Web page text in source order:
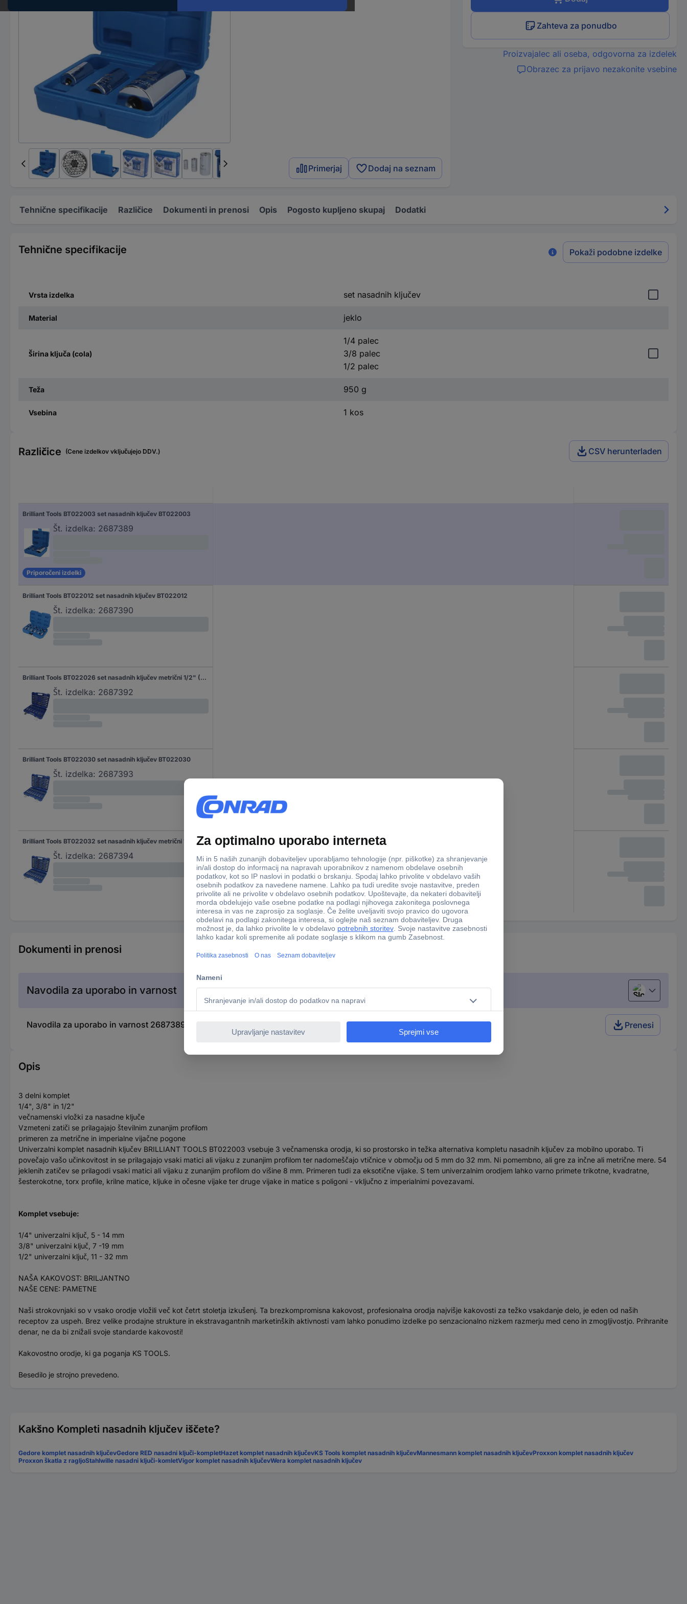
Primerjaj Dodaj na seznam
Zahteva za ponudbo
Proizvajalec ali oseba, odgovorna za izdelek
Obrazec za prijavo nezakonite vsebine
Tehnične specifikacije Različice Dokumenti in prenosi Opis Pogosto kupljeno skupaj Dodatki
Tehnične specifikacije Pokaži podobne izdelke
Vrsta izdelka set nasadnih ključev
Material jeklo
Širina ključa (cola)
1/4 palec
3/8 palec
1/2 palec
Teža 950 g
Vsebina 1 kos
Različice (Cene izdelkov vključujejo DDV.) CSV herunterladen
Brilliant Tools BT022003 set nasadnih ključev BT022003
Št. izdelka: 2687389
Priporočeni izdelki
Brilliant Tools BT022012 set nasadnih ključev BT022012
Št. izdelka: 2687390
Brilliant Tools BT022026 set nasadnih ključev metrični 1/2" (12.5 mm) BT022026
Št. izdelka: 2687392
Brilliant Tools BT022030 set nasadnih ključev BT022030
Št. izdelka: 2687393
Brilliant Tools BT022032 set nasadnih ključev metrični 1/2" (12.5 mm) BT022032
Št. izdelka: 2687394
Dokumenti in prenosi
Navodila za uporabo in varnost Slovenščina
Navodila za uporabo in varnost 2687389 Brilliant Tools BT022003 set nasadnih ključev BT022003 Prenesi
Opis
3 delni komplet
1/4", 3/8" in 1/2"
večnamenski vložki za nasadne ključe
Vzmeteni zatiči se prilagajajo številnim zunanjim profilom
primeren za metrične in imperialne vijačne pogone
Univerzalni komplet nasadnih ključev BRILLIANT TOOLS BT022003 vsebuje 3 večnamenska orodja, ki so prostorsko in težka alternativa kompletu nasadnih ključev za mobilno uporabo. Ti
povečajo vašo učinkovitost in se prilagajajo vsaki matici ali vijaku z zunanjim profilom ter nadomeščajo vtičnice v območju od 5 mm do 32 mm. Ni pomembno, ali gre za inčne ali metrične mere. 54
jeklenih zatičev se prilagodi vsaki matici ali vijaku z zunanjim profilom do višine 8 mm. Primeren tudi za eksotične vijake. S tem univerzalnim orodjem lahko varno primete trikotne, kvadratne,
šesterokotne, torx profile, krilne matice, kljuke in očesne vijake ter druge vijake in matice s poligoni - vključno z imperialnimi povezavami.
Komplet vsebuje:
1/4" univerzalni ključ, 5 - 14 mm
3/8" univerzalni ključ, 7 -19 mm
1/2" univerzalni ključ, 11 - 32 mm
NAŠA KAKOVOST: BRILJANTNO
NAŠE CENE: PAMETNE
Naši strokovnjaki so v vsako orodje vložili več kot četrt stoletja izkušenj. Ta brezkompromisna kakovost, profesionalna orodja najvišje kakovosti za težko vsakdanje delo, je eden od naših
receptov za uspeh. Brez velike prodajne strukture in ekstravagantnih marketinških aktivnosti vam lahko ponudimo izdelke po senzacionalno nizkem razmerju med ceno in zmogljivostjo. Prihranite
denar, ne da bi znižali svoje standarde kakovosti!
Kakovostno orodje, ki ga poganja KS TOOLS.
Besedilo je strojno prevedeno.
Kakšno Kompleti nasadnih ključev iščete?
Gedore komplet nasadnih ključevGedore RED nasadni ključi-kompletHazet komplet nasadnih ključevKS Tools komplet nasadnih ključevMannesmann komplet nasadnih ključevProxxon komplet nasadnih ključev
Proxxon škatla z ragljoStahlwille nasadni ključi-komletVigor komplet nasadnih ključevWera komplet nasadnih ključev